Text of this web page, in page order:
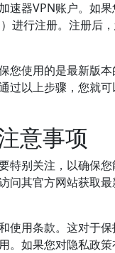
速器VPN账户。如
行注册。注册后
您使用的是最新版
以上步骤，您就
意事项
特别关注，以确保
问其官方网站获取
使用条款。这对于
。如果您对隐私政